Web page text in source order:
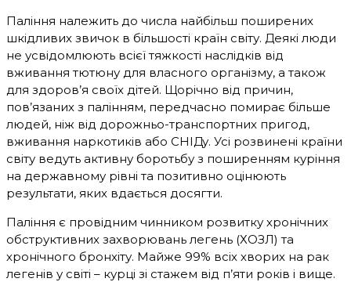
Паління належить до числа найбільш поширених
шкідливих звичок в більшості країн світу. Деякі люди
не усвідомлюють всієї тяжкості наслідків від
вживання тютюну для власного організму, а також
для здоров’я своїх дітей. Щорічно від причин,
пов’язаних з палінням, передчасно помирає більше
людей, ніж від дорожньо-транспортних пригод,
вживання наркотиків або СНІДу. Усі розвинені країни
світу ведуть активну боротьбу з поширенням куріння
на державному рівні та позитивно оцінюють
результати, яких вдається досягти.
Паління є провідним чинником розвитку хронічних
обструктивних захворювань легень (ХОЗЛ) та
хронічного бронхіту. Майже 99% всіх хворих на рак
легенів у світі – курці зі стажем від п’яти років і вище.